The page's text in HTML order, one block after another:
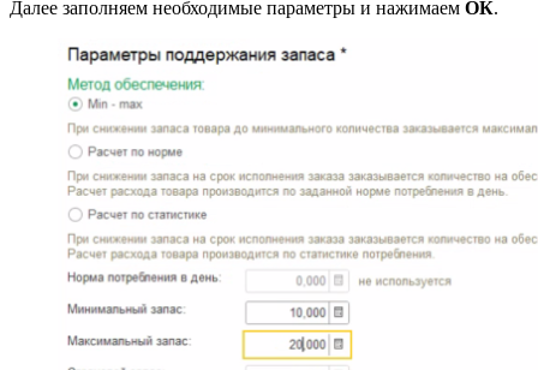
Далее заполняем необходимые параметры и нажимаем ОК.